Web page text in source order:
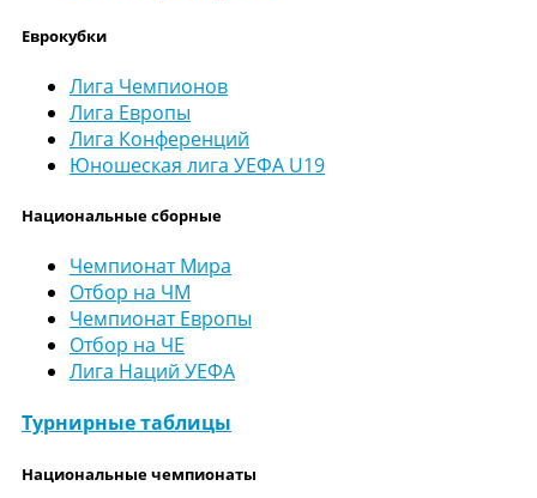
Еврокубки
Лига Чемпионов
Лига Европы
Лига Конференций
Юношеская лига УЕФА U19
Национальные сборные
Чемпионат Мира
Отбор на ЧМ
Чемпионат Европы
Отбор на ЧЕ
Лига Наций УЕФА
Турнирные таблицы
Национальные чемпионаты